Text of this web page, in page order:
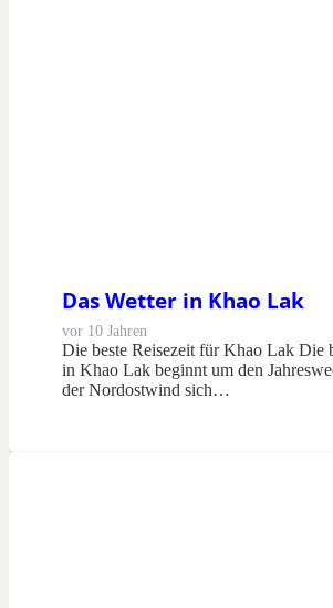
Das Wetter in Khao Lak
vor 10 Jahren
Die beste Reisezeit für Khao Lak Die
in Khao Lak beginnt um den
der Nordostwind sich…